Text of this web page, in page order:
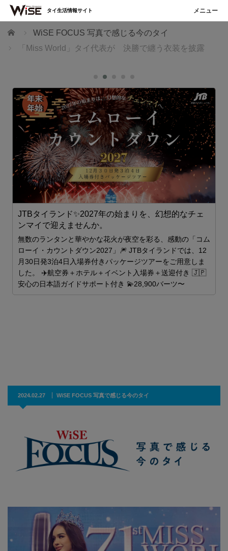
ホーム
WiSE FOCUS 写真で感じる今のタイ
「Miss World」タイ代表が 決勝で纏う衣装を披露
JTBタイランド✨2027年の始まりを、幻想的なチェ
ンマイで迎えませんか。
無数のランタンと華やかな花火が夜空を彩る、感動の「コム
ローイ・カウントダウン2027」🎆 JTBタイランドでは、12
月30日発3泊4日入場券付きパッケージツアーをご用意しま
した。 ✈️航空券＋ホテル＋イベント入場券＋送迎付き 🇯🇵
安心の日本語ガイドサポート付き 💫28,900バーツ〜
2024.02.27 WiSE FOCUS 写真で感じる今のタイ
タイ生活情報サイト